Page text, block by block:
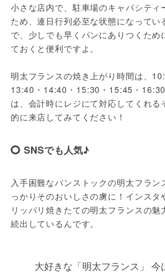
小さな店内で、駐車場のキャパシティ
ため、連日行列必至な状態になってい
で、少しでも早くパンにありつくため
ておくと便利ですよ。
明太フランスの焼き上がり時間は、
13:40・14:40・15:30・15:45・
は、会計時にレジにて対応してくれる
的に来店してみてください！
SNSでも人気♪
入手困難なパンストックの明太フラ
っかりそのおいしさの虜に！インス
リッパリ焼きたての明太フランスの
続出しているんです。
大好きな「明太フランス」 今